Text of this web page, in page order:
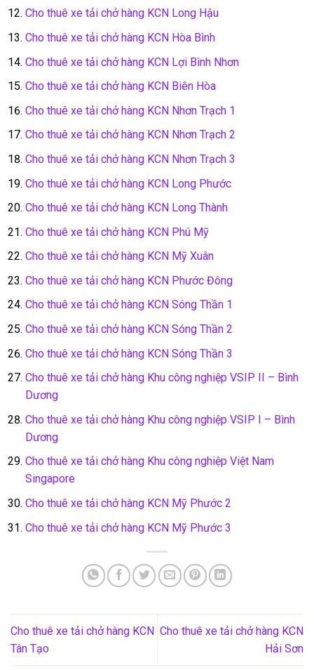
Cho thuê xe tải chở hàng KCN Long Hậu
Cho thuê xe tải chở hàng KCN Hòa Bình
Cho thuê xe tải chở hàng KCN Lợi Bình Nhơn
Cho thuê xe tải chở hàng KCN Biên Hòa
Cho thuê xe tải chở hàng KCN Nhơn Trạch 1
Cho thuê xe tải chở hàng KCN Nhơn Trạch 2
Cho thuê xe tải chở hàng KCN Nhơn Trạch 3
Cho thuê xe tải chở hàng KCN Long Phước
Cho thuê xe tải chở hàng KCN Long Thành
Cho thuê xe tải chở hàng KCN Phú Mỹ
Cho thuê xe tải chở hàng KCN Mỹ Xuân
Cho thuê xe tải chở hàng KCN Phước Đông
Cho thuê xe tải chở hàng KCN Sóng Thần 1
Cho thuê xe tải chở hàng KCN Sóng Thần 2
Cho thuê xe tải chở hàng KCN Sóng Thần 3
Cho thuê xe tải chở hàng Khu công nghiệp VSIP II – Bình
Dương
Cho thuê xe tải chở hàng Khu công nghiệp VSIP I – Bình
Dương
Cho thuê xe tải chở hàng Khu công nghiệp Việt Nam
Singapore
Cho thuê xe tải chở hàng KCN Mỹ Phước 2
Cho thuê xe tải chở hàng KCN Mỹ Phước 3
Cho thuê xe tải chở hàng KCN
Tân Tạo
Cho thuê xe tải chở hàng KCN
Hải Sơn